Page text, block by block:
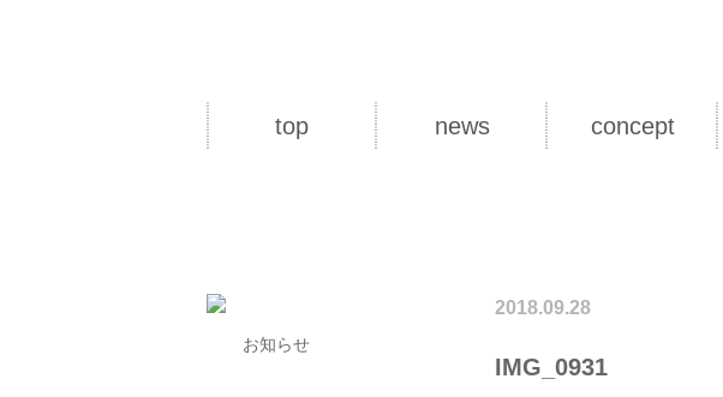
top news concept
2018.09.28
IMG_0931
お知らせ